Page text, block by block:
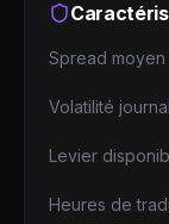
Spread moyen
Volatilité
Levier
Heures de